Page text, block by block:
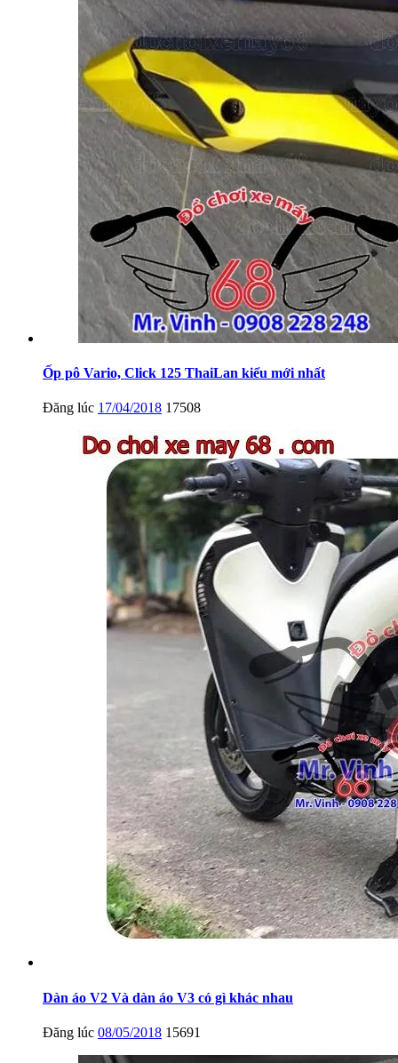
Ốp pô Vario, Click 125 ThaiLan kiểu mới nhất
Đăng lúc 17/04/2018 17508
Dàn áo V2 Và dàn áo V3 có gì khác nhau
Đăng lúc 08/05/2018 15691